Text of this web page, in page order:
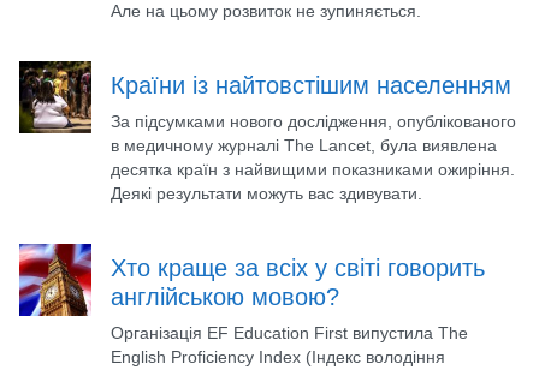
Але на цьому розвиток не зупиняється.
Країни із найтовстішим населенням
За підсумками нового дослідження, опублікованого
в медичному журналі The Lancet, була виявлена
десятка країн з найвищими показниками ожиріння.
Деякі результати можуть вас здивувати.
Хто краще за всіх у світі говорить
англійською мовою?
Організація EF Education First випустила The
English Proficiency Index (Індекс володіння